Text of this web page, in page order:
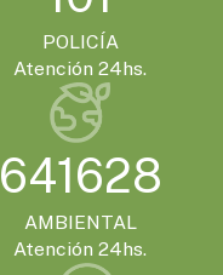
POLICÍA
Atención 24hs.
641628
AMBIENTAL
Atención 24hs.